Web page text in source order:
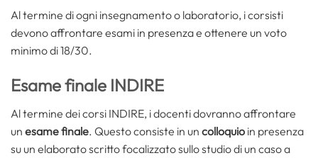
Al termine di ogni insegnamento o laboratorio, i corsisti
devono affrontare esami in presenza e ottenere un voto
minimo di 18/30.
Esame finale INDIRE
Al termine dei corsi INDIRE, i docenti dovranno affrontare
un esame finale. Questo consiste in un colloquio in presenza
su un elaborato scritto focalizzato sullo studio di un caso a